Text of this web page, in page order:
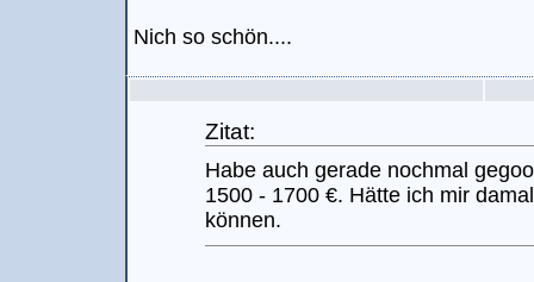
Nich so schön....
Zitat:
Habe auch gerade nochmal
1500 - 1700 €. Hätte ich mir
können.